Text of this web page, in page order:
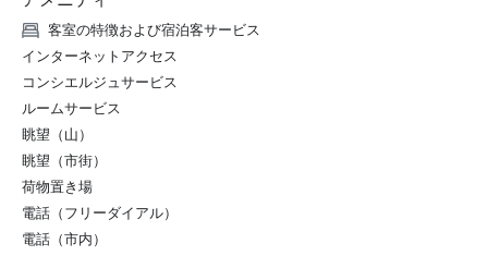
客室の特徴および宿泊客サービス
インターネットアクセス
コンシエルジュサービス
ルームサービス
眺望（山）
眺望（市街）
荷物置き場
電話（フリーダイアル）
電話（市内）